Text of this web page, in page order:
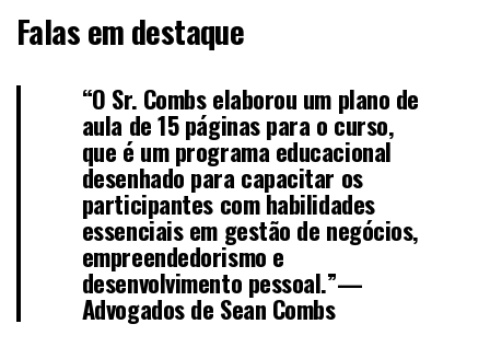
Falas em destaque
“O Sr. Combs elaborou um plano de
aula de 15 páginas para o curso,
que é um programa educacional
desenhado para capacitar os
participantes com habilidades
essenciais em gestão de negócios,
empreendedorismo e
desenvolvimento pessoal.”—
Advogados de Sean Combs